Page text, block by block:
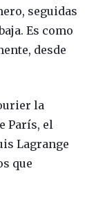
seguidas
Es como
desde
la
París, el
Lagrange
que